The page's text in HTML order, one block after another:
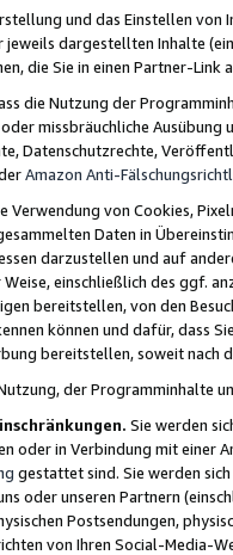
und das Einstellen
jeweils dargestellten Inhalte
die Sie in einen Partner-
die Nutzung der
missbräuchliche Ausübung
Datenschutzrechte,
Amazon Anti-
Verwendung von Cookies,
Daten in
darzustellen und auf
einschließlich des ggf.
bereitstellen, von den
können und dafür, dass
bereitstellen, soweit nach
der Programminhalte
Sie werden
oder in Verbindung mit einer
gestattet sind. Sie werden
oder unseren Partnern
Postsendungen,
von Ihren Social-Media-